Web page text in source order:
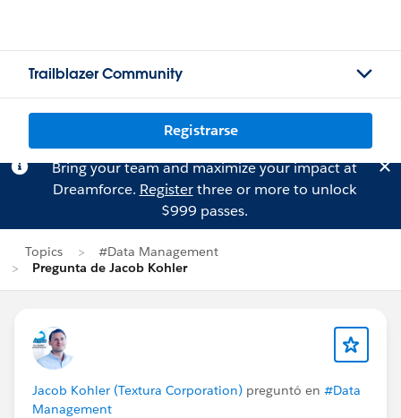
Trailblazer Community
Registrarse
Bring your team and maximize your impact at
Dreamforce. Registerthree or more to unlock
$999 passes.
Topics
#Data Management
Pregunta de Jacob Kohler
Jacob Kohler (Textura Corporation) preguntó en #Data
Management